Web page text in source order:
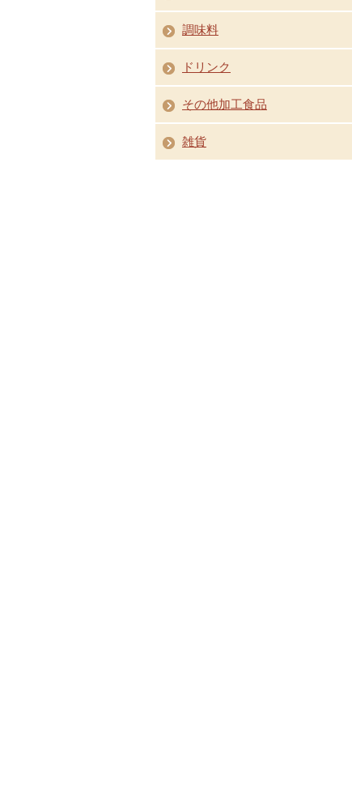
調味料
ドリンク
その他加工食品
雑貨